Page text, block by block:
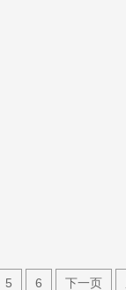
5 6 下一页